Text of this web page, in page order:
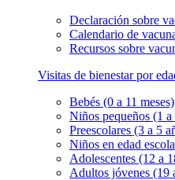
Declaración sobre
Calendario de
Recursos sobre
Visitas de bienestar por
Bebés (0 a 11 meses)
Niños pequeños (1 a
Preescolares (3 a 5
Niños en edad
Adolescentes (12 a
Adultos jóvenes (19